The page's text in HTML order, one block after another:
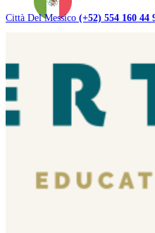
Città Del Messico (+52) 554 160 44